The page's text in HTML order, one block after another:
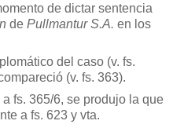
de dictar sentencia
de Pullmantur S.A. en los
del caso (v. fs.
(v. fs. 363).
fs. 365/6, se produjo la que
a fs. 623 y vta.